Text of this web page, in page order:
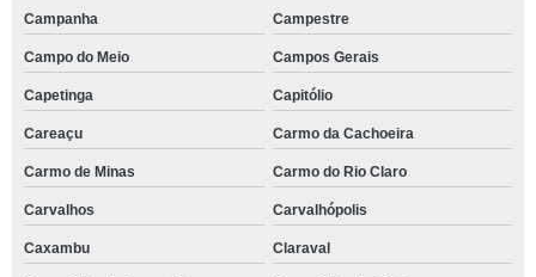
Campanha Campestre
Campo do Meio Campos Gerais
Capetinga Capitólio
Careaçu Carmo da Cachoeira
Carmo de Minas Carmo do Rio Claro
Carvalhos Carvalhópolis
Caxambu Claraval